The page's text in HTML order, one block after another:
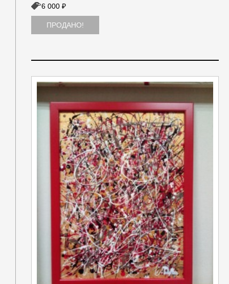
6 000 ₽
ПРОДАНО!